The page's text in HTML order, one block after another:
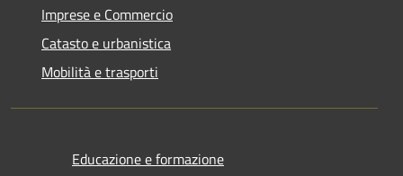
Imprese e Commercio
Catasto e urbanistica
Mobilità e trasporti
Educazione e formazione